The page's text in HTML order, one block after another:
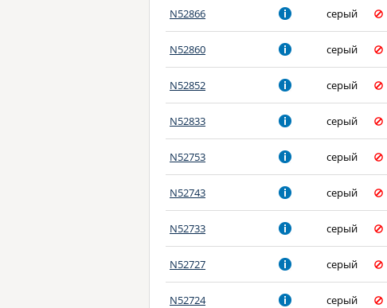
N52866 серый
N52860 серый
N52852 серый
N52833 серый
N52753 серый
N52743 серый
N52733 серый
N52727 серый
N52724 серый